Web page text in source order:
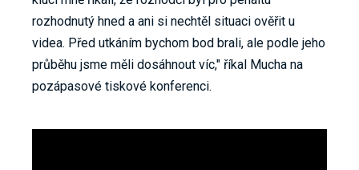
rozhodnutý hned a ani si nechtěl situaci ověřit u
videa. Před utkáním bychom bod brali, ale podle jeho
průběhu jsme měli dosáhnout víc," říkal Mucha na
pozápasové tiskové konferenci.